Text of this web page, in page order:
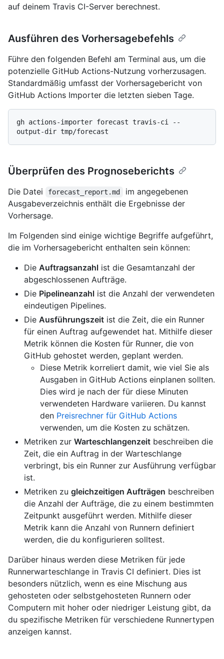
auf deinem Travis CI-Server berechnest.
Ausführen des Vorhersagebefehls
Führe den folgenden Befehl am Terminal aus, um die
potenzielle GitHub Actions-Nutzung vorherzusagen.
Standardmäßig umfasst der Vorhersagebericht von
GitHub Actions Importer die letzten sieben Tage.
gh actions-importer forecast travis-ci --
Überprüfen des Prognoseberichts
Die Datei forecast_report.md
im angegebenen
Ausgabeverzeichnis enthält die Ergebnisse der
Vorhersage.
Im Folgenden sind einige wichtige Begriffe aufgeführt,
die im Vorhersagebericht enthalten sein können:
Die Auftragsanzahl ist die Gesamtanzahl der
abgeschlossenen Aufträge.
Die Pipelineanzahl ist die Anzahl der verwendeten
eindeutigen Pipelines.
Die Ausführungszeit ist die Zeit, die ein Runner
für einen Auftrag aufgewendet hat. Mithilfe dieser
Metrik können die Kosten für Runner, die von
GitHub gehostet werden, geplant werden.
Diese Metrik korreliert damit, wie viel Sie als
Ausgaben in GitHub Actions einplanen sollten.
Dies wird je nach der für diese Minuten
verwendeten Hardware variieren. Du kannst
den Preisrechner für GitHub Actions
verwenden, um die Kosten zu schätzen.
Metriken zur Warteschlangenzeit beschreiben die
Zeit, die ein Auftrag in der Warteschlange
verbringt, bis ein Runner zur Ausführung verfügbar
ist.
Metriken zu gleichzeitigen Aufträgen beschreiben
die Anzahl der Aufträge, die zu einem bestimmten
Zeitpunkt ausgeführt werden. Mithilfe dieser
Metrik kann die Anzahl von Runnern definiert
werden, die du konfigurieren solltest.
Darüber hinaus werden diese Metriken für jede
Runnerwarteschlange in Travis CI definiert. Dies ist
besonders nützlich, wenn es eine Mischung aus
gehosteten oder selbstgehosteten Runnern oder
Computern mit hoher oder niedriger Leistung gibt, da
du spezifische Metriken für verschiedene Runnertypen
anzeigen kannst.